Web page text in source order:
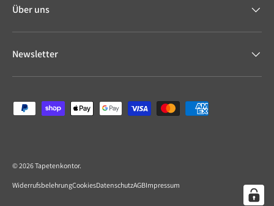
Über uns
Newsletter
Zahlungsmethoden
© 2026Tapetenkontor.
WiderrufsbelehrungCookiesDatenschutzAGBImpressum